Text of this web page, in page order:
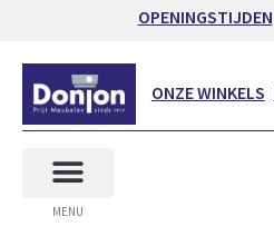
OPENINGSTIJDEN
ONZE WINKELS
MENU